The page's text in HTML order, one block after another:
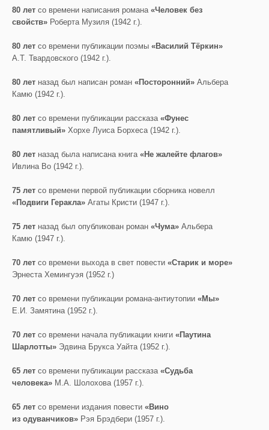
80 лет со времени написания романа «Человек без
свойств» Роберта Музиля (1942 г.).
80 лет со времени публикации поэмы «Василий Тёркин»
А.Т. Твардовского (1942 г.).
80 лет назад был написан роман «Посторонний» Альбера
Камю (1942 г.).
80 лет со времени публикации рассказа «Фунес
памятливый» Хорхе Луиса Борхеса (1942 г.).
80 лет назад была написана книга «Не жалейте флагов»
Ивлина Во (1942 г.).
75 лет со времени первой публикации сборника новелл
«Подвиги Геракла» Агаты Кристи (1947 г.).
75 лет назад был опубликован роман «Чума» Альбера
Камю (1947 г.).
70 лет со времени выхода в свет повести «Старик и море»
Эрнеста Хемингуэя (1952 г.)
70 лет со времени публикации романа-антиутопии «Мы»
Е.И. Замятина (1952 г.).
70 лет со времени начала публикации книги «Паутина
Шарлотты» Эдвина Брукса Уайта (1952 г.).
65 лет со времени публикации рассказа «Судьба
человека» М.А. Шолохова (1957 г.).
65 лет со времени издания повести «Вино
из одуванчиков» Рэя Брэдбери (1957 г.).